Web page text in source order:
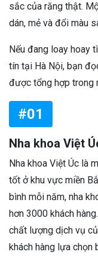
sắc của răng thật.
dán, mẻ và đổi màu
Nếu đang loay hoay
tín tại Hà Nội, bạn
được tổng hợp trong
#01
Nha khoa Việt
Nha khoa Việt Úc là
tốt ở khu vực miền
bình mỗi năm, nha
hơn 3000 khách
chất lượng dịch vụ
khách hàng lựa chọn